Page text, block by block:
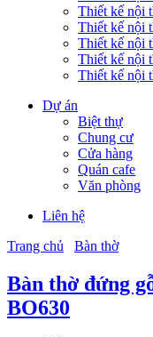
Thiết kế nội
Thiết kế nội
Thiết kế nội
Thiết kế nội
Thiết kế nội
Dự án
Biệt thự
Chung cư
Cửa hàng
Quán cafe
Văn phòng
Liên hệ
Trang chủ
Bàn thờ
Bàn thờ đứng
BO630